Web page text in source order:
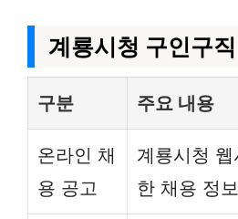
계룡시청 구인구
구분 주요 내용
온라인 채
용 공고
계룡시청
한 채용 정